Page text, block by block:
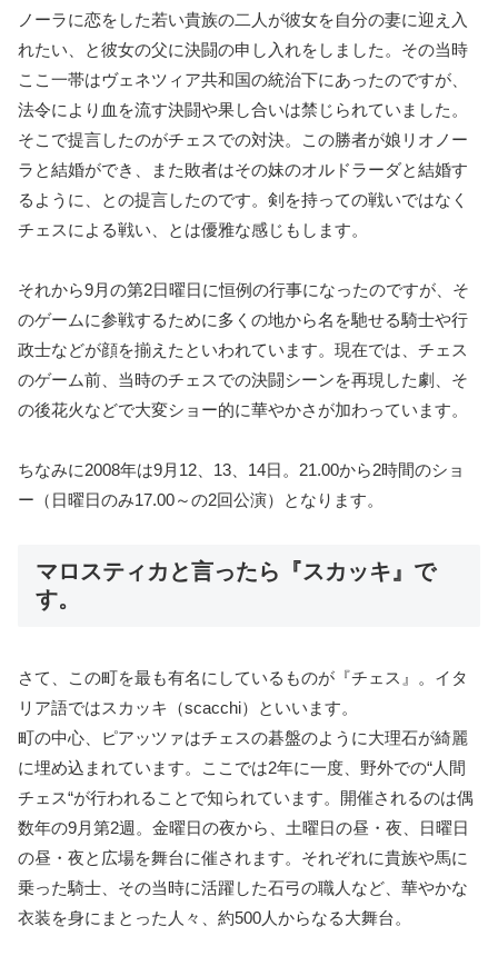
ノーラに恋をした若い貴族の二人が彼女を自分の妻に迎え入
れたい、と彼女の父に決闘の申し入れをしました。その当時
ここ一帯はヴェネツィア共和国の統治下にあったのですが、
法令により血を流す決闘や果し合いは禁じられていました。
そこで提言したのがチェスでの対決。この勝者が娘リオノー
ラと結婚ができ、また敗者はその妹のオルドラーダと結婚す
るように、との提言したのです。剣を持っての戦いではなく
チェスによる戦い、とは優雅な感じもします。
それから9月の第2日曜日に恒例の行事になったのですが、そ
のゲームに参戦するために多くの地から名を馳せる騎士や行
政士などが顔を揃えたといわれています。現在では、チェス
のゲーム前、当時のチェスでの決闘シーンを再現した劇、そ
の後花火などで大変ショー的に華やかさが加わっています。
ちなみに2008年は9月12、13、14日。21.00から2時間のショ
ー（日曜日のみ17.00～の2回公演）となります。
マロスティカと言ったら『スカッキ』で
す。
さて、この町を最も有名にしているものが『チェス』。イタ
リア語ではスカッキ（scacchi）といいます。
町の中心、ピアッツァはチェスの碁盤のように大理石が綺麗
に埋め込まれています。ここでは2年に一度、野外での“人間
チェス“が行われることで知られています。開催されるのは偶
数年の9月第2週。金曜日の夜から、土曜日の昼・夜、日曜日
の昼・夜と広場を舞台に催されます。それぞれに貴族や馬に
乗った騎士、その当時に活躍した石弓の職人など、華やかな
衣装を身にまとった人々、約500人からなる大舞台。